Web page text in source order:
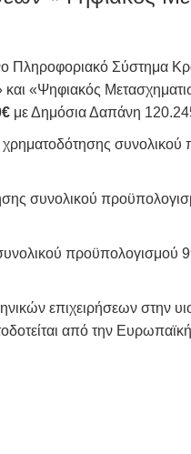
Πληροφοριακό Σύστημα
«Ψηφιακός
με Δημόσια Δαπάνη
συνολικού
προϋπολογισμού
επιχειρήσεων στην
από την